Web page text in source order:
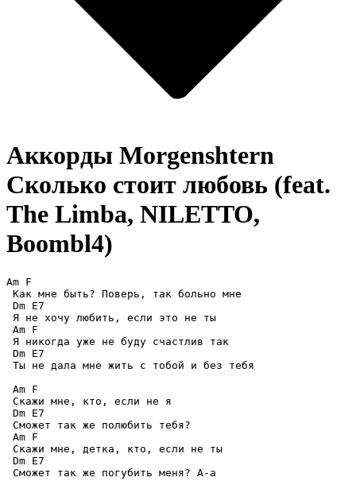
Аккорды Morgenshtern
Сколько стоит любовь (feat.
The Limba, NILETTO,
Boombl4)
Am F
Как мне быть? Поверь, так больно мне
Dm E7
Я не хочу любить, если это не ты
Am F
Я никогда уже не буду счастлив так
Dm E7
Ты не дала мне жить с тобой и без тебя
Am F
Скажи мне, кто, если не я
Dm E7
Сможет так же полюбить тебя?
Am F
Скажи мне, детка, кто, если не ты
Dm E7
Сможет так же погубить меня? А-а